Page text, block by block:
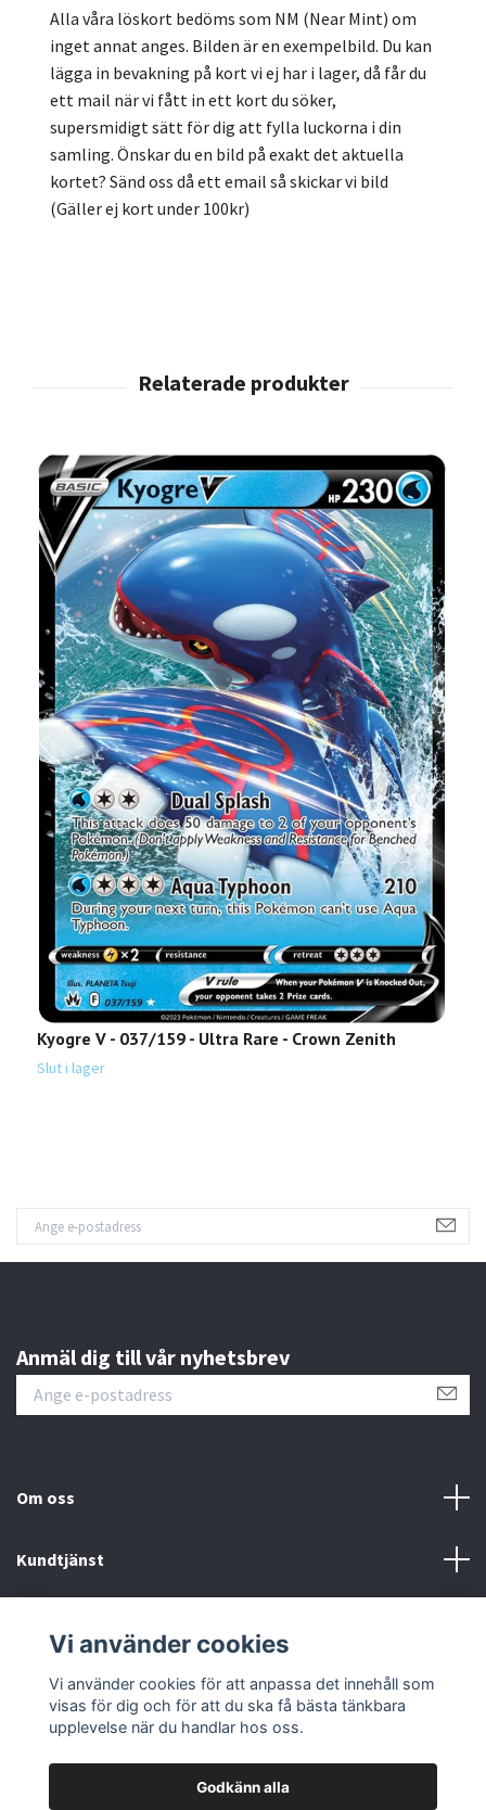
Alla våra löskort bedöms som NM (Near Mint) om
inget annat anges. Bilden är en exempelbild. Du kan
lägga in bevakning på kort vi ej har i lager, då får du
ett mail när vi fått in ett kort du söker,
supersmidigt sätt för dig att fylla luckorna i din
samling. Önskar du en bild på exakt det aktuella
kortet? Sänd oss då ett email så skickar vi bild
(Gäller ej kort under 100kr)
Kyogre V - 037/159 - Ultra Rare - Crown Zenith
Slut i lager
Anmäl dig till vår nyhetsbrev
Om oss
Kundtjänst
Sociala medier
Vi använder cookies
Vi använder cookies för att anpassa det innehåll som
visas för dig och för att du ska få bästa tänkbara
upplevelse när du handlar hos oss.
Godkänn alla